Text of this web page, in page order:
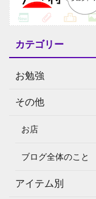
カテゴリー
お勉強
その他
お店
ブログ全体のこと
アイテム別